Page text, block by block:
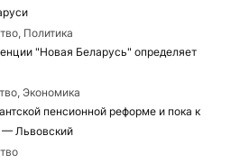
Политика
"Новая Беларусь" определяет
Экономика
пенсионной реформе и пока к
— Львовский